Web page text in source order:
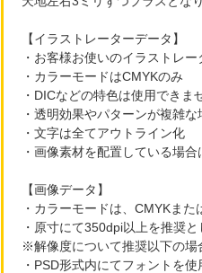
【イラストレーターデータ】
・お客様お使いのイラストレ
・カラーモードはCMYKのみ
・DICなどの特色は使用できま
・透明効果やパターンが複雑
・文字は全てアウトライン化
・画像素材を配置している場
【画像データ】
・カラーモードは、CMYKま
・原寸にて350dpi以上を推奨
※解像度について推奨以下の場
・PSD形式内にてフォントを